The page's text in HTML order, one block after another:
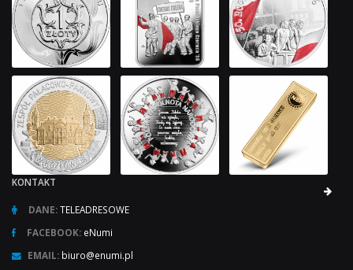
KONTAKT
DANE:TELEADRESOWE
FACEBOOK: eNumi
EMAIL: biuro@enumi.pl